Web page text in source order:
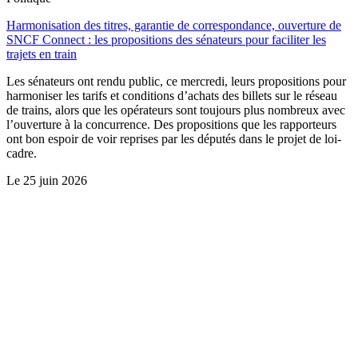
Harmonisation des titres, garantie de correspondance, ouverture de
SNCF Connect : les propositions des sénateurs pour faciliter les
trajets en train
Les sénateurs ont rendu public, ce mercredi, leurs propositions pour
harmoniser les tarifs et conditions d’achats des billets sur le réseau
de trains, alors que les opérateurs sont toujours plus nombreux avec
l’ouverture à la concurrence. Des propositions que les rapporteurs
ont bon espoir de voir reprises par les députés dans le projet de loi-
cadre.
Le 25 juin 2026